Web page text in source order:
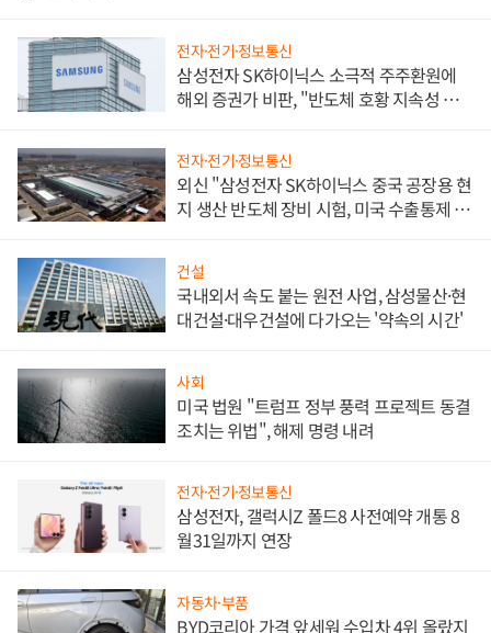
전자·전기·정보통신
삼성전자 SK하이닉스 소극적 주주환원에
해외 증권가 비판, "반도체 호황 지속성 의
전자·전기·정보통신
외신 "삼성전자 SK하이닉스 중국 공장용 현
지 생산 반도체 장비 시험, 미국 수출통제 대
건설
국내외서 속도 붙는 원전 사업, 삼성물산·현
대건설·대우건설에 다가오는 '약속의 시간'
사회
미국 법원 "트럼프 정부 풍력 프로젝트 동결
조치는 위법", 해제 명령 내려
전자·전기·정보통신
삼성전자, 갤럭시Z 폴드8 사전예약 개통 8
월31일까지 연장
자동차·부품
BYD코리아 가격 앞세워 수입차 4위 올랐지